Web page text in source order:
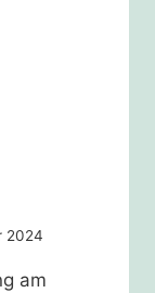
2024
am